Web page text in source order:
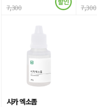
7,300 7,300
시카 엑소좀